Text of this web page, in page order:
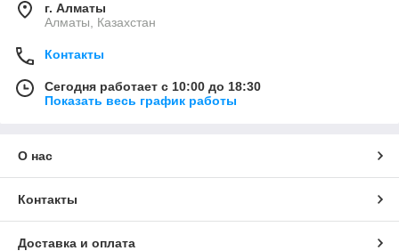
г. Алматы
Алматы, Казахстан
Контакты
Сегодня работает с 10:00 до 18:30
Показать весь график работы
О нас
Контакты
Доставка и оплата